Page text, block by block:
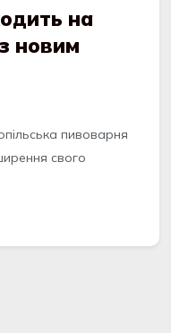
на
новим
пивоварня
свого